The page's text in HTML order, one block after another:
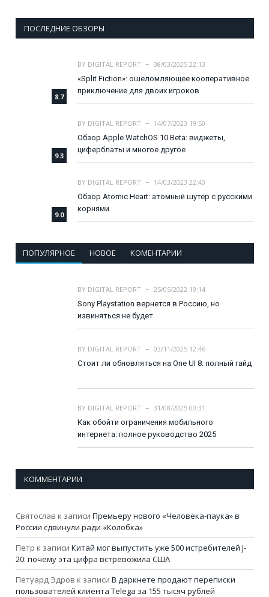
ПОСЛЕДНИЕ ОБЗОРЫ
8.7
BY DIGITAL REPORT
08/03/2025 22:13
«Split Fiction»: ошеломляющее кооперативное
приключение для двоих игроков
9.3
BY DIGITAL REPORT
14/07/2023 19:50
Обзор Apple WatchOS 10 Beta: виджеты,
циферблаты и многое другое
9.0
BY DIGITAL REPORT
14/03/2023 22:40
Обзор Atomic Heart: атомный шутер с русскими
корнями
ПОПУЛЯРНОЕ НОВОЕ КОМЕНТАРИИ
BY DIGITAL REPORT
25/05/2022 19:14
Sony Playstation вернется в Россию, но
извиняться не будет
BY DIGITAL REPORT
03/11/2025 12:46
Стоит ли обновляться на One UI 8: полный гайд
BY DIGITAL REPORT
31/08/2025 00:31
Как обойти ограничения мобильного
интернета: полное руководство 2025
КОММЕНТАРИИ
Святослав к записи Премьеру нового «Человека-паука» в
России сдвинули ради «Колобка»
Петр к записи Китай мог выпустить уже 500 истребителей J-
20: почему эта цифра встревожила США
Петуард Эдров к записи В даркнете продают переписки
пользователей клиента Telega за 155 тысяч рублей